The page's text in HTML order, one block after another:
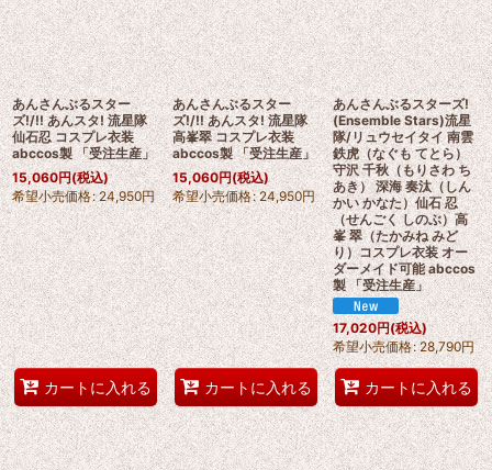
あんさんぶるスター
ズ!/!! あんスタ! 流星隊
仙石忍 コスプレ衣装
abccos製 「受注生産」
15,060円(税込)
希望小売価格: 24,950円
カートに入れる
あんさんぶるスター
ズ!/!! あんスタ! 流星隊
高峯翠 コスプレ衣装
abccos製 「受注生産」
15,060円(税込)
希望小売価格: 24,950円
カートに入れる
あんさんぶるスターズ!
(Ensemble Stars)流星
隊/リュウセイタイ 南雲
鉄虎（なぐも てとら）
守沢 千秋（もりさわ ち
あき） 深海 奏汰（しん
かい かなた）仙石 忍
（せんごく しのぶ）高
峯 翠（たかみね みど
り）コスプレ衣装 オー
ダーメイド可能 abccos
製 「受注生産」
17,020円(税込)
希望小売価格: 28,790円
カートに入れる